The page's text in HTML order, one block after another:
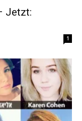
Jetzt:
1